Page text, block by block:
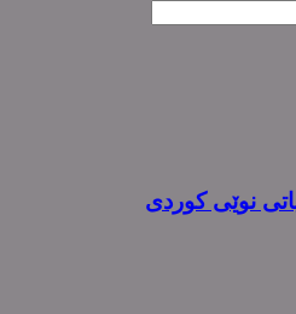
نوێی کوردی